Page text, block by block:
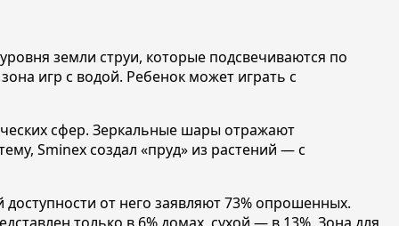
земли струи, которые подсвечиваются по
игр с водой. Ребенок может играть с
сфер. Зеркальные шары отражают
Sminex создал «пруд» из растений — с
от него заявляют 73% опрошенных.